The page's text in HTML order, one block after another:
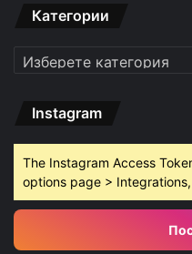
Категории
Категории
Instagram
The Instagram Access
options page >